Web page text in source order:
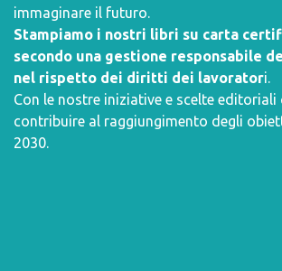
immaginare il futuro.
Stampiamo i nostri libri su carta
secondo una gestione responsabile
nel rispetto dei diritti dei lavoratori.
Con le nostre iniziative e scelte editoriali
contribuire al raggiungimento degli
2030.